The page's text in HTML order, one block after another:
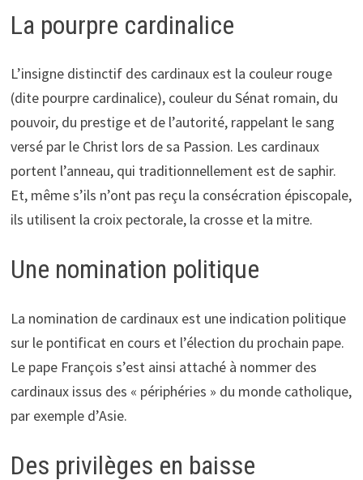
La pourpre cardinalice
L’insigne distinctif des cardinaux est la couleur rouge
(dite pourpre cardinalice), couleur du Sénat romain, du
pouvoir, du prestige et de l’autorité, rappelant le sang
versé par le Christ lors de sa Passion. Les cardinaux
portent l’anneau, qui traditionnellement est de saphir.
Et, même s’ils n’ont pas reçu la consécration épiscopale,
ils utilisent la croix pectorale, la crosse et la mitre.
Une nomination politique
La nomination de cardinaux est une indication politique
sur le pontificat en cours et l’élection du prochain pape.
Le pape François s’est ainsi attaché à nommer des
cardinaux issus des « périphéries » du monde catholique,
par exemple d’Asie.
Des privilèges en baisse